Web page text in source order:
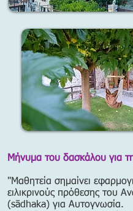
Μήνυμα του δασκάλου για
"Μαθητεία σημαίνει
ειλικρινούς πρόθεσης του
(sādhaka) για Αυτογνωσία.